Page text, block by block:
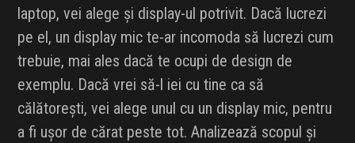
laptop, vei alege și display-ul potrivit. Dacă lucrezi
pe el, un display mic te-ar incomoda să lucrezi cum
trebuie, mai ales dacă te ocupi de design de
exemplu. Dacă vrei să-l iei cu tine ca să
călătorești, vei alege unul cu un display mic, pentru
a fi ușor de cărat peste tot. Analizează scopul și